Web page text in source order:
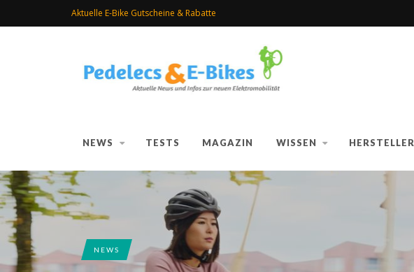
Aktuelle E-Bike Gutscheine & Rabatte
NEWS TESTS MAGAZIN WISSEN HERSTELLER
NEWS